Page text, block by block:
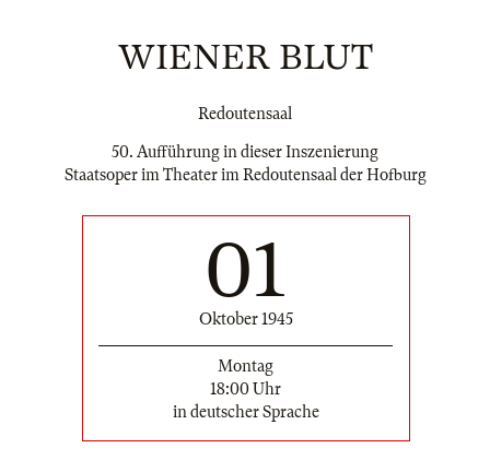
WIENER BLUT
Redoutensaal
50. Aufführung in dieser Inszenierung
Staatsoper im Theater im Redoutensaal der Hofburg
01
Oktober 1945
Montag
18:00 Uhr
in deutscher Sprache